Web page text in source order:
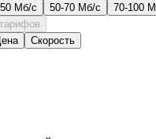
Мб/с 50-70 Мб/с
70-100
Скорость